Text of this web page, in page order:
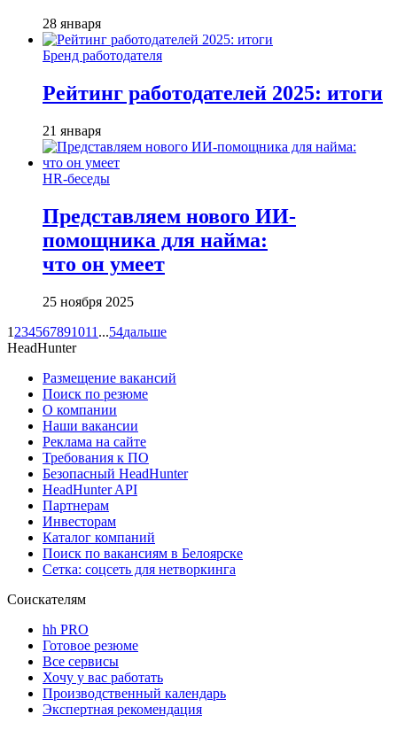
28 января
Бренд работодателя
Рейтинг работодателей 2025: итоги
21 января
HR-беседы
Представляем нового ИИ-
помощника для найма:
что он умеет
25 ноября 2025
1 234567891011 ...54дальше
HeadHunter
Размещение вакансий
Поиск по резюме
О компании
Наши вакансии
Реклама на сайте
Требования к ПО
Безопасный HeadHunter
HeadHunter API
Партнерам
Инвесторам
Каталог компаний
Поиск по вакансиям в Белоярске
Сетка: соцсеть для нетворкинга
Соискателям
hh PRO
Готовое резюме
Все сервисы
Хочу у вас работать
Производственный календарь
Экспертная рекомендация